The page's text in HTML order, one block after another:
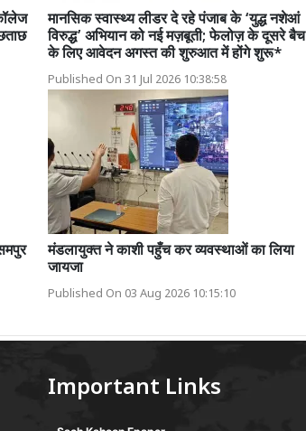
मानसिक स्वास्थ्य लीडर दे रहे पंजाब के ‘युद्ध नशेआं
विरुद्ध’ अभियान को नई मज़बूती; फेलोज़ के दूसरे बैच
के लिए आवेदन अगस्त की शुरुआत में होंगे शुरू*
Published On 31 Jul 2026 10:38:58
मंडलायुक्त ने काशी पहुँच कर व्यवस्थाओं का लिया
जायजा
Published On 03 Aug 2026 10:15:10
Important Links